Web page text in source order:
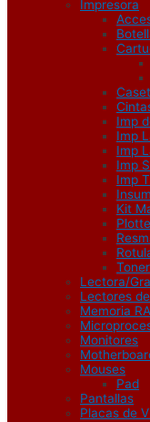
Impresora
Imp
Imp
Imp
Imp
Imp
Kit
Lectora/
Lectores
Memoria
Monitores
Mouses
Pad
Pantallas
Placas de